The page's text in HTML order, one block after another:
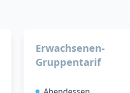
Erwachsenen-
Gruppentarif